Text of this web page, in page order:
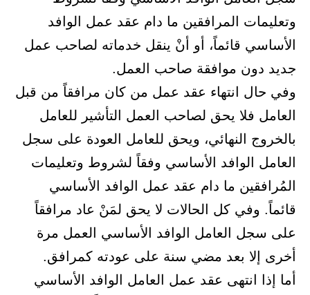
وتعليمات المرافقين ما دام عقد عمل الوافد
الأساسي قائماً، أو أنْ ينقل خدماته لصاحب عمل
جديد دون موافقة صاحب العمل.
وفي حال انتهاء عقد عمل من كان مرافقاً من قبل
العامل فلا يحق لصاحب العمل التأشير للعامل
بالخروج النهائي، ويحق للعامل العودة على سجل
العامل الوافد الأساسي وفقاً لشروط وتعليمات
المُرافقين ما دام عقد عمل الوافد الأساسي
قائماً. وفي كل الحالات لا يحق لمَنْ عاد مرافقاً
على سجل العامل الوافد الأساسي العمل مرة
أخرى إلا بعد مضي سنة على عودته كمرافق.
أما إذا انتهى عقد عمل العامل الوافد الأساسي